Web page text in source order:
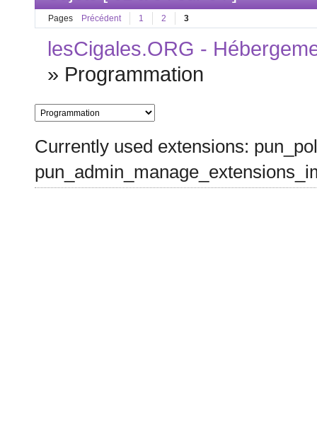
Pages Précédent 1 2 3
lesCigales.ORG -
» Programmation
Currently used extensions: